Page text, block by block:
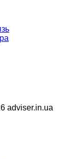
adviser.in.ua